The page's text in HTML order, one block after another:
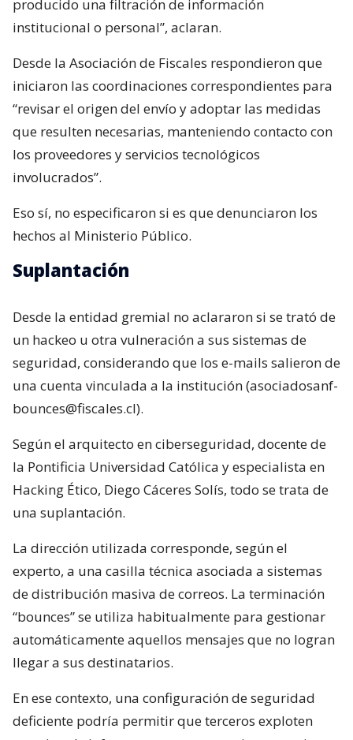
producido una filtración de información
institucional o personal”, aclaran.
Desde la Asociación de Fiscales respondieron que
iniciaron las coordinaciones correspondientes para
“revisar el origen del envío y adoptar las medidas
que resulten necesarias, manteniendo contacto con
los proveedores y servicios tecnológicos
involucrados”.
Eso sí, no especificaron si es que denunciaron los
hechos al Ministerio Público.
Suplantación
Desde la entidad gremial no aclararon si se trató de
un hackeo u otra vulneración a sus sistemas de
seguridad, considerando que los e-mails salieron de
una cuenta vinculada a la institución (asociadosanf-
bounces@fiscales.cl).
Según el arquitecto en ciberseguridad, docente de
la Pontificia Universidad Católica y especialista en
Hacking Ético, Diego Cáceres Solís, todo se trata de
una suplantación.
La dirección utilizada corresponde, según el
experto, a una casilla técnica asociada a sistemas
de distribución masiva de correos. La terminación
“bounces” se utiliza habitualmente para gestionar
automáticamente aquellos mensajes que no logran
llegar a sus destinatarios.
En ese contexto, una configuración de seguridad
deficiente podría permitir que terceros exploten